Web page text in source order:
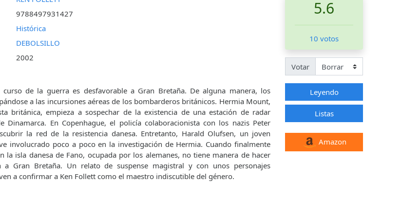
9788497931427
Histórica
DEBOLSILLO
2002
de la guerra es desfavorable a Gran Bretaña. De alguna manera, los
a las incursiones aéreas de los bombarderos británicos. Hermia Mount,
británica, empieza a sospechar de la existencia de una estación de radar
Dinamarca. En Copenhague, el policía colaboracionista con los nazis Peter
la red de la resistencia danesa. Entretanto, Harald Olufsen, un joven
involucrado poco a poco en la investigación de Hermia. Cuando finalmente
la isla danesa de Fano, ocupada por los alemanes, no tiene manera de hacer
a Gran Bretaña. Un relato de suspense magistral y con unos personajes
a confirmar a Ken Follett como el maestro indiscutible del género.
5.6
10 votos
Votar
Leyendo
Listas
Amazon